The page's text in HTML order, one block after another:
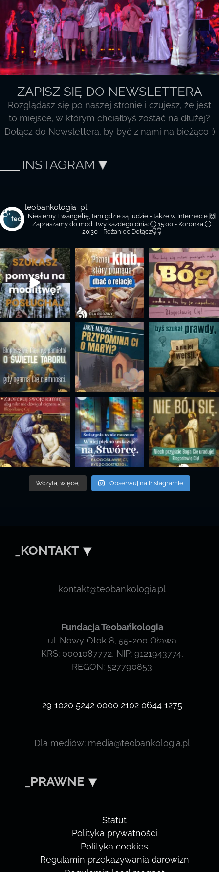
ZAPISZ SIĘ DO NEWSLETTERA
Rozglądasz się po naszej stronie i czujesz, że jest
to miejsce, w którym chciałbyś zostać na dłużej?
Dołącz do Newslettera, by być z nami na bieżąco :)
INSTAGRAM
teobankologia_pl
Niesiemy Ewangelię, tam gdzie są ludzie - także w Internecie 🙌
Zapraszamy do modlitwy każdego dnia: 🕒 15:00 - Koronka 🕒
20:30 - Różaniec Dołącz👇👇
Wczytaj więcej Obserwuj na Instagramie
_KONTAKT
kontakt@teobankologia.pl
Fundacja Teobańkologia
ul. Nowy Otok 8, 55-200 Oława
KRS: 0001087772, NIP: 9121943774,
REGON: 527790853
29 1020 5242 0000 2102 0644 1275
Dla mediów: media@teobankologia.pl
_PRAWNE
Statut
Polityka prywatności
Polityka cookies
Regulamin przekazywania darowizn